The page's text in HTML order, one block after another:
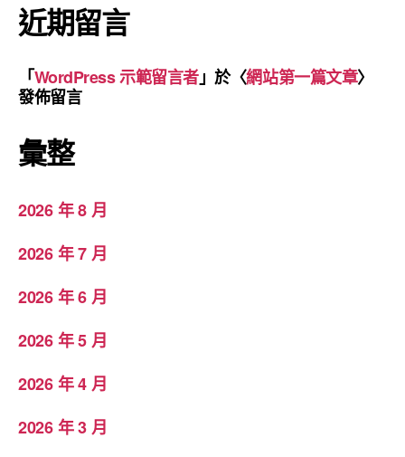
近期留言
「WordPress 示範留言者」於〈網站第一篇文章〉
發佈留言
彙整
2026 年 8 月
2026 年 7 月
2026 年 6 月
2026 年 5 月
2026 年 4 月
2026 年 3 月